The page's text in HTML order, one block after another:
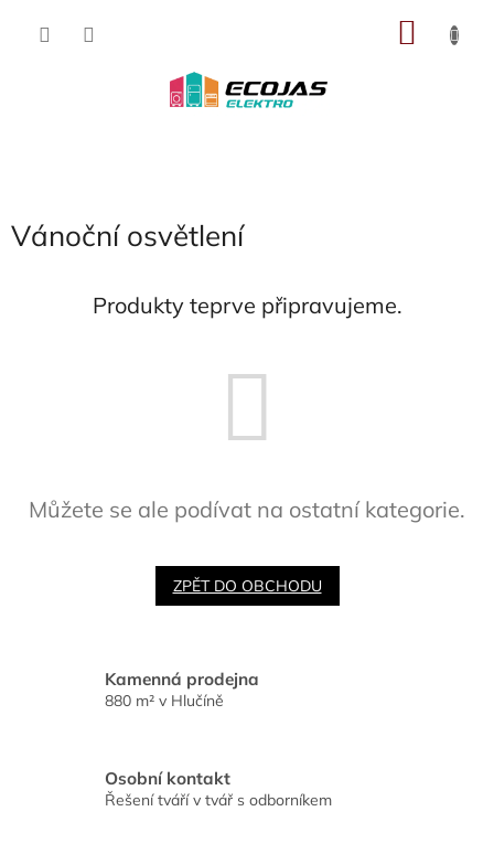
Vánoční osvětlení
Produkty teprve připravujeme.
Můžete se ale podívat na ostatní kategorie.
ZPĚT DO OBCHODU
Kamenná prodejna
880 m² v Hlučíně
Osobní kontakt
Řešení tváří v tvář s odborníkem